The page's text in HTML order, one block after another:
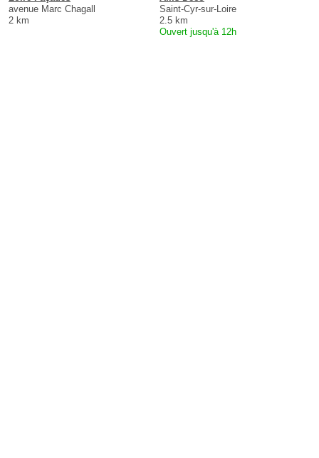
avenue Marc Chagall
2 km
Saint-Cyr-sur-Loire
2.5 km
Ouvert jusqu'à 12h